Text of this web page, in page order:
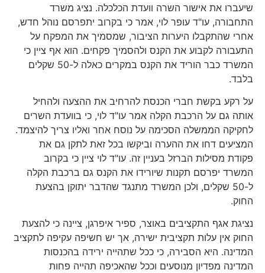
שיעברו את אישור השרה וועדת הכלכלה. נציג משרד
התחבורה, עו"ד עופר לוי, אמר כי בקרוב יתפרסם נוהל חדש,
אחרי שהתקבלו היערות הציבור, שמסמיך את המפקח על
התעבורה לקבוע את הקנס ולהסמיך פקחים. הוא אף ציין כי
המשרד כבר הוריד את הקנס במקרים כאלה ל-50 שקלים
בלבד.
על רקע בקשת חברי הכנסת להרחיב את ההצעה ולהחיל
אותה גם על הרכבת הקלה אמר עו"ד לוי, כי בוועדת השרים
לחקיקה הממשלה הסכימה על נוסח אחר ואליו צריך להיצמד.
המציעים דחו את ההערה וביקשו בכל זאת לתקן גם את
פקודת מסילות הברזל בעניין זה. עו"ד לוי ציין כי בקרוב
המשרד יפרסם תקנות שיורידו את הקנס גם ברכבת הקלה
ל-50 שקלים, ולכן המשרד מתנגד שהדבר יתוקן בהצעת
החוק.
נציגת אגף התקציבים באוצר, ספיר איפרגן, ציינה כי להצעת
החוק אין עלות תקציבית ישירה, אך יש חשיפה עקיפה לתקציב
המדינה. היא הסבירה, כי ככל שתהייה ירידה בהכנסות
המדינה מפדיון מנוסעים וככל שהאכיפה תהייה פחות